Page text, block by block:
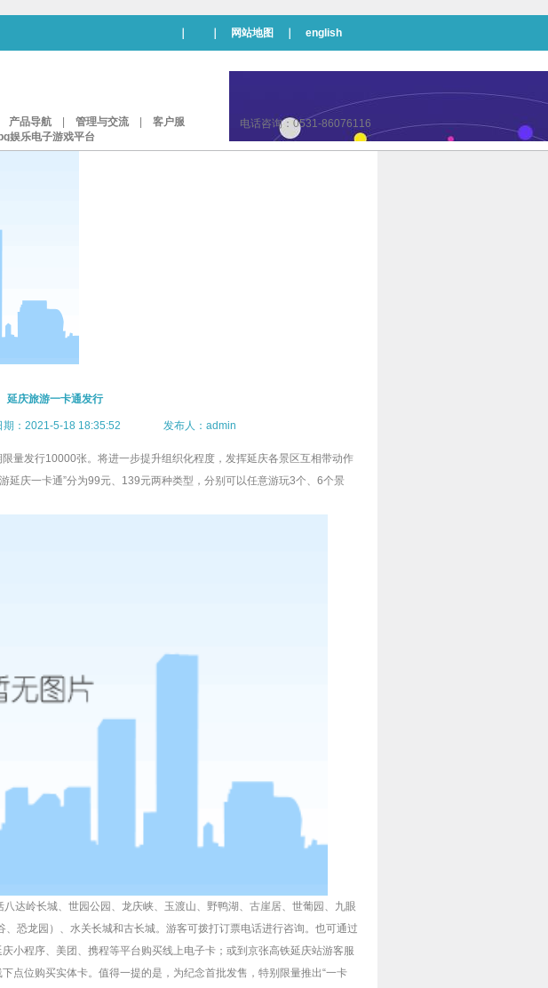
网站地图 english
电话咨询：0531-86076116
产品导航 管理与交流
客户服
娱乐电子游戏平台
延庆旅游一卡通发行
2021-5-18 18:35:52 发布人：admin
限量发行10000张。将进一步提升组织化程度，发挥延庆各景区互相带动作
延庆一卡通”分为99元、139元两种类型，分别可以任意游玩3个、6个景
八达岭长城、世园公园、龙庆峡、玉渡山、野鸭湖、古崖居、世葡园、九眼
恐龙园）、水关长城和古长城。游客可拨打订票电话进行咨询。也可通过
小程序、美团、携程等平台购买线上电子卡；或到京张高铁延庆站游客服
下点位购买实体卡。值得一提的是，为纪念首批发售，特别限量推出“一卡